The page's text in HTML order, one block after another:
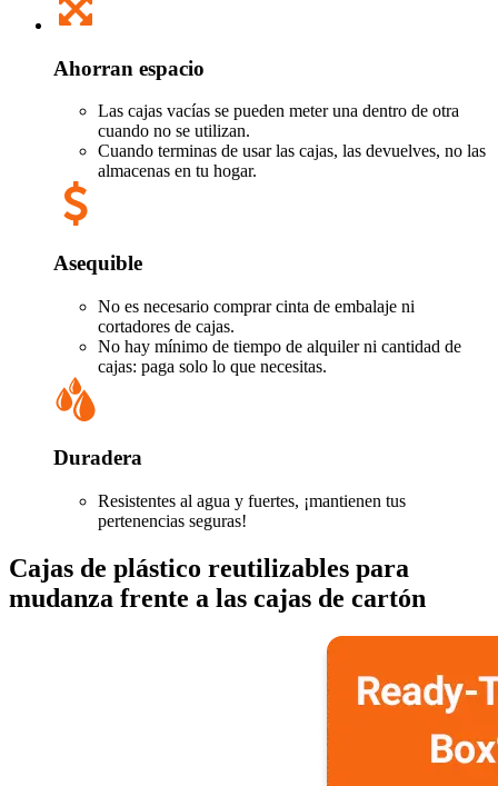
Ahorran espacio
Las cajas vacías se pueden meter una dentro de otra
cuando no se utilizan.
Cuando terminas de usar las cajas, las devuelves, no las
almacenas en tu hogar.
Asequible
No es necesario comprar cinta de embalaje ni
cortadores de cajas.
No hay mínimo de tiempo de alquiler ni cantidad de
cajas: paga solo lo que necesitas.
Duradera
Resistentes al agua y fuertes, ¡mantienen tus
pertenencias seguras!
Cajas de plástico reutilizables para
mudanza frente a las cajas de cartón